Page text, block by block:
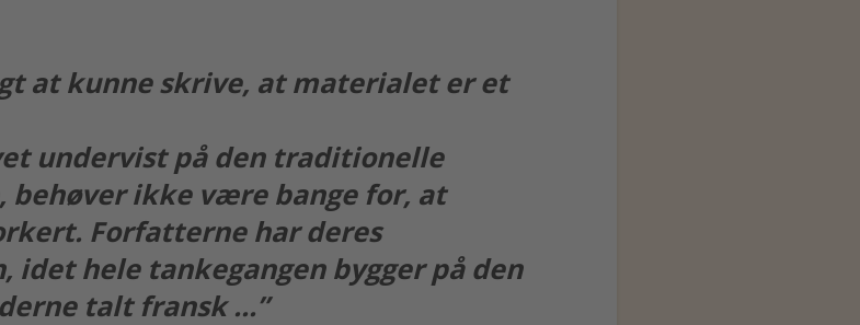
at kunne skrive, at materialet er et
undervist på den traditionelle
ikke være bange for, at
Forfatterne har deres
idet hele tankegangen bygger på den
talt fransk ...”